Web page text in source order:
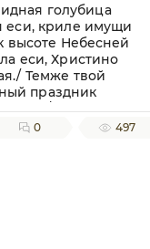
голубица
еси, криле имущи
высоте Небесней
еси, Христино
Темже твой
праздник
верою
твоих мощей
0 497